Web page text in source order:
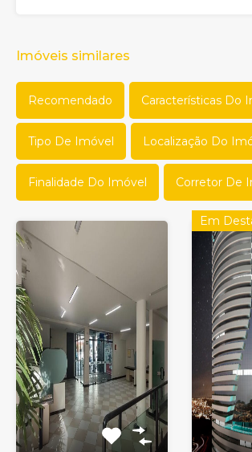
Imóveis similares
Recomendado Características Do
Tipo De Imóvel Localização Do
Finalidade Do Imóvel Corretor De
Em